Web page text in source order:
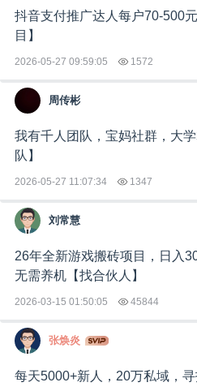
抖音支付推广达人每户70-500
目】
2026-05-27 09:59:05 1572
周传彬
我有千人团队，宝妈社群，大
队】
2026-05-27 11:07:34 1347
刘常慧
26年全新游戏搬砖项目，日入
无需养机【找合伙人】
2026-03-15 01:50:05 45844
张焕炎
每天5000+新人，20万私域，寻